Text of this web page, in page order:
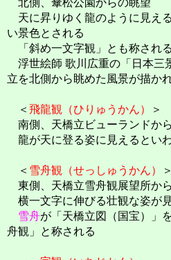
北側、傘松公園からの眺望
天に昇りゆく龍のように見え
い景色とされる
「斜め一文字観」とも称される
浮世絵師 歌川広重の「日本三
立を北側から眺めた風景が描か
＜ 飛龍観（ひりゅうかん）
＞
南側、天橋立ビューランドか
龍が天に登る姿に見えるとい
＜ 雪舟観（せっしゅうかん）
＞
東側、天橋立雪舟観展望所​か
横一文字に伸びる壮観な姿が
雪舟が「天橋立図（国宝）」
舟観」と称される